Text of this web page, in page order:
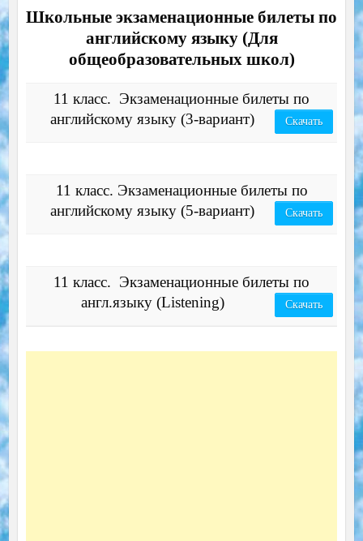
Школьные экзаменационные билеты по
английскому языку (Для
общеобразовательных школ)
11 класс. Экзаменационные билеты по
английскому языку (3-вариант)
Скачать
11 класс. Экзаменационные билеты по
английскому языку (5-вариант)
Скачать
11 класс. Экзаменационные билеты по
англ.языку (Listening)
Скачать